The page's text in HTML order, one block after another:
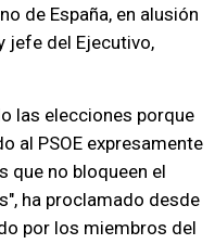
de España, en alusión
jefe del Ejecutivo,
las elecciones porque
al PSOE expresamente
que no bloqueen el
ha proclamado desde
por los miembros del